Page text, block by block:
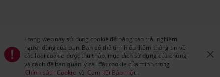
Trang web này sử dụng cookie để nâng cao trải nghiệm
người dùng của bạn. Bạn có thể tìm hiểu thêm thông tin về
các loại cookie được thu thập, mục đích sử dụng của chúng
và cách để bạn quản lý cài đặt cookie của mình trong
Chính sách Cookie và Cam kết Bảo mật .